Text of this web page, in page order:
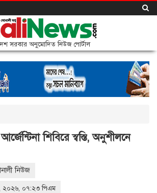
সরকার অনুমোদিত নিউজ পোর্টাল
শিবিরে স্বস্তি, অনুশীলনে
নিউজ
২০২৬, ০৭:২৩ পিএম